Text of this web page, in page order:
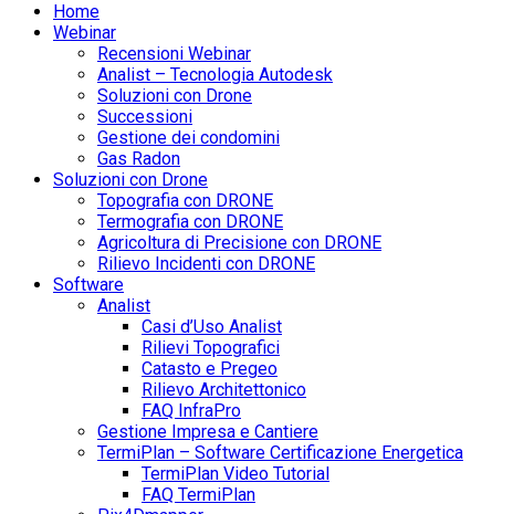
Home
Webinar
Recensioni Webinar
Analist – Tecnologia Autodesk
Soluzioni con Drone
Successioni
Gestione dei condomini
Gas Radon
Soluzioni con Drone
Topografia con DRONE
Termografia con DRONE
Agricoltura di Precisione con DRONE
Rilievo Incidenti con DRONE
Software
Analist
Casi d’Uso Analist
Rilievi Topografici
Catasto e Pregeo
Rilievo Architettonico
FAQ InfraPro
Gestione Impresa e Cantiere
TermiPlan – Software Certificazione Energetica
TermiPlan Video Tutorial
FAQ TermiPlan